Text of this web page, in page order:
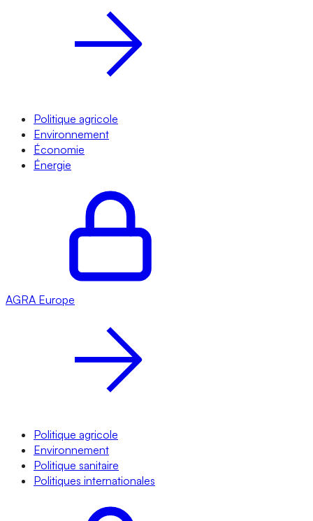
Politique agricole
Environnement
Économie
Énergie
AGRA Europe
Politique agricole
Environnement
Politique sanitaire
Politiques internationales